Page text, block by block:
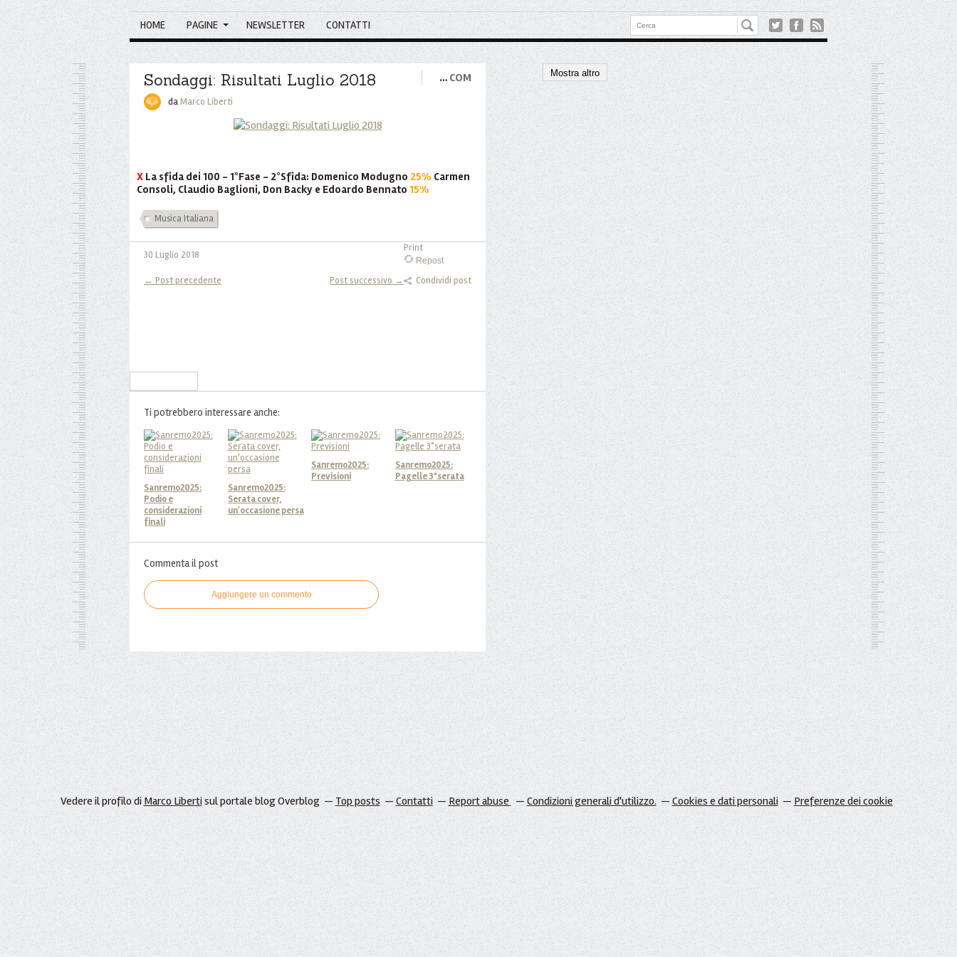
HOME PAGINE NEWSLETTER CONTATTI
Sondaggi: Risultati Luglio 2018 … COM
daMarco Liberti
X La sfida dei 100 - 1°Fase - 2°Sfida: Domenico Modugno 25% Carmen
Consoli, Claudio Baglioni, Don Backy e Edoardo Bennato 15%
Musica Italiana
30 Luglio 2018
Print
Repost
Condividi post
← Post precedente Post successivo →
Ti potrebbero interessare anche:
Sanremo2025:
Podio e
considerazioni
finali
Sanremo2025:
Serata cover,
un'occasione persa
Sanremo2025:
Previsioni
Sanremo2025:
Pagelle 3°serata
Commenta il post
Aggiungere un commento
Mostra altro
Vedere il profilo di Marco Libertisul portale blog Overblog Top posts Contatti Report abuse Condizioni generali d'utilizzo. Cookies e dati personali Preferenze dei cookie